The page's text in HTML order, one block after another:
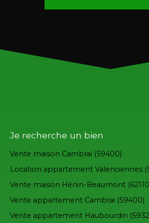
Je recherche un bien
Vente maison Cambrai (59400)
Location appartement Valenciennes
Vente maison Hénin-Beaumont
Vente appartement Cambrai (59400)
Vente appartement Haubourdin